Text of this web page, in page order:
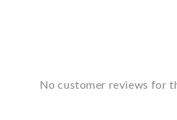
No customer reviews for